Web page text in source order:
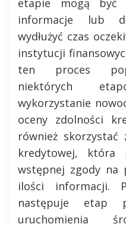
etapie mogą być
informacje lub
wydłużyć czas
instytucji
ten proces
niektórych
wykorzystanie
oceny zdolności
również
kredytowej, która
wstępnej zgody na
ilości informacji.
następuje etap
uruchomienia